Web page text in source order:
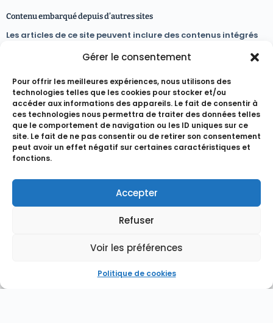
Gérer le consentement
Pour offrir les meilleures expériences, nous utilisons des
technologies telles que les cookies pour stocker et/ou
accéder aux informations des appareils. Le fait de consentir à
ces technologies nous permettra de traiter des données telles
que le comportement de navigation ou les ID uniques sur ce
site. Le fait de ne pas consentir ou de retirer son consentement
peut avoir un effet négatif sur certaines caractéristiques et
fonctions.
Accepter
Refuser
Voir les préférences
Politique de cookies
Contenu embarqué depuis d’autres sites
Les articles de ce site peuvent inclure des contenus intégrés
intégré depuis d’autres sites se comporte de la même
Ces sites web pourraient collecter des données sur vous,
utiliser des cookies, embarquer des outils de suivis tiers,
suivre vos interactions avec ces contenus embarqués si vous
disposez d’un compte connecté sur leur site web.
Utilisation et transmission de vos données personnelles
Si vous demandez une réinitialisation de votre mot de passe,
Durées de stockage de vos données
Si vous laissez un commentaire, le commentaire et ses
reconnaître et approuver automatiquement les
commentaires suivants au lieu de les laisser dans la file de
Pour les comptes qui s’inscrivent sur notre site (le cas